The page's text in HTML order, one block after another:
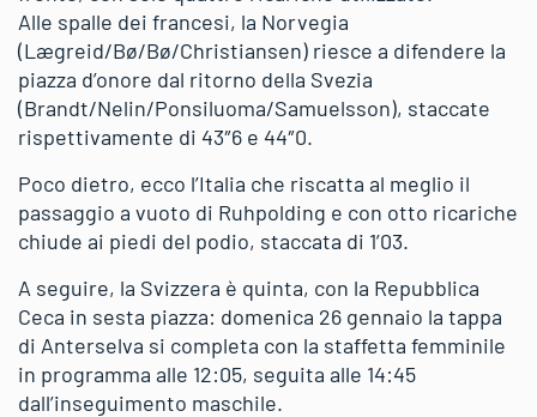
Alle spalle dei francesi, la Norvegia
(Lægreid/Bø/Bø/Christiansen) riesce a difendere la
piazza d’onore dal ritorno della Svezia
(Brandt/Nelin/Ponsiluoma/Samuelsson), staccate
rispettivamente di 43″6 e 44″0.
Poco dietro, ecco l’Italia che riscatta al meglio il
passaggio a vuoto di Ruhpolding e con otto ricariche
chiude ai piedi del podio, staccata di 1’03.
A seguire, la Svizzera è quinta, con la Repubblica
Ceca in sesta piazza: domenica 26 gennaio la tappa
di Anterselva si completa con la staffetta femminile
in programma alle 12:05, seguita alle 14:45
dall’inseguimento maschile.